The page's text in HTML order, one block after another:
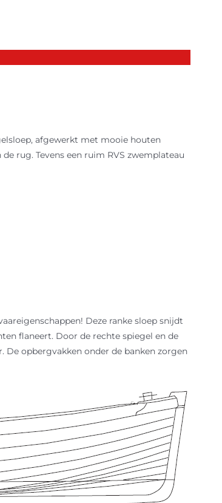
afgewerkt met mooie houten
rug. Tevens een ruim RVS zwemplateau
Deze ranke sloep snijdt
flaneert. Door de rechte spiegel en de
De opbergvakken onder de banken zorgen